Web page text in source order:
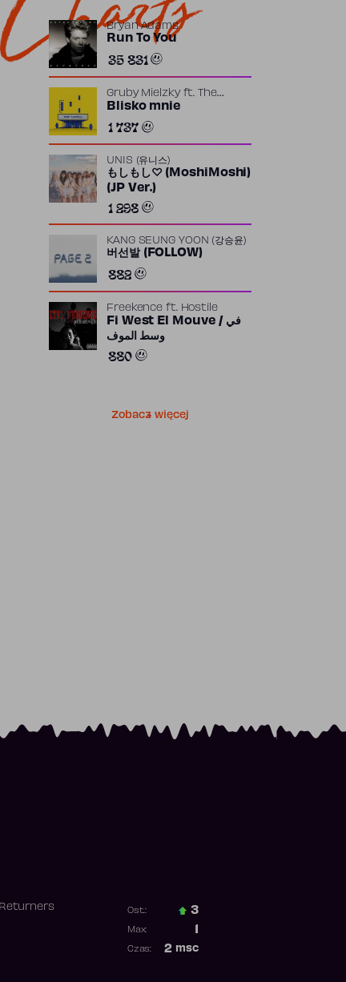
Bryan Adams
Run To You
35 831
Gruby Mielzkyft.
The
Returners
Blisko mnie
1 737
UNIS (유니스)
もしもし♡ (MoshiMoshi)
(JP Ver.)
1 298
KANG SEUNG YOON (강승윤)
버선발 (FOLLOW)
882
Freekence ft. Hostile
Fi West El Mouve / في
وسط الموف
880
Zobacz więcej
Returners Ost.: 3
Max:
2 msc
Czas: